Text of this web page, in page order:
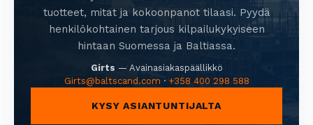
tuotteet, mitat ja kokoonpanot tilaasi. Pyydä
henkilökohtainen tarjous kilpailukykyiseen
hintaan Suomessa ja Baltiassa.
Girts — Avainasiakaspäällikkö
Girts@baltscand.com · +358 400 298 588
KYSY ASIANTUNTIJALTA